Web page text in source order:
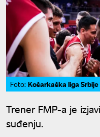
Foto: Košarkaška liga Srbije
Trener FMP-a je
suđenju.